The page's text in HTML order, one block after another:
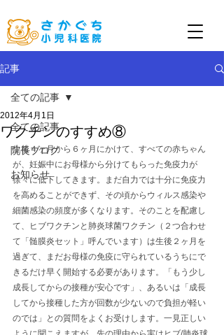
記事
全ての記事
院長ブログ
お知らせ
全ての記事
ワクチンのすすめ⑧
2012年4月1日
生後４ヶ月から６ヶ月にかけて、すべての赤ちゃん
が、妊娠中にお母様から分けてもらった免疫力が
徐々に低下してきます。まだ自力では十分に免疫力
を高めることができず、その頃からウィルス感染や
細菌感染の頻度が多くなります。そのことを配慮し
て、ヒブワクチンと肺炎球菌ワクチン（２つ合わせ
て「髄膜炎セット」呼んでいます）は生後２ヶ月を
過ぎて、まだお母様の免疫に守られているうちにで
きるだけ早く開始する必要があります。「もう少し
成長してからの接種が安心です」、あるいは「成長
してから接種した方が回数が少ないので負担が軽い
のでは」との質問をよくお受けします。一見正しい